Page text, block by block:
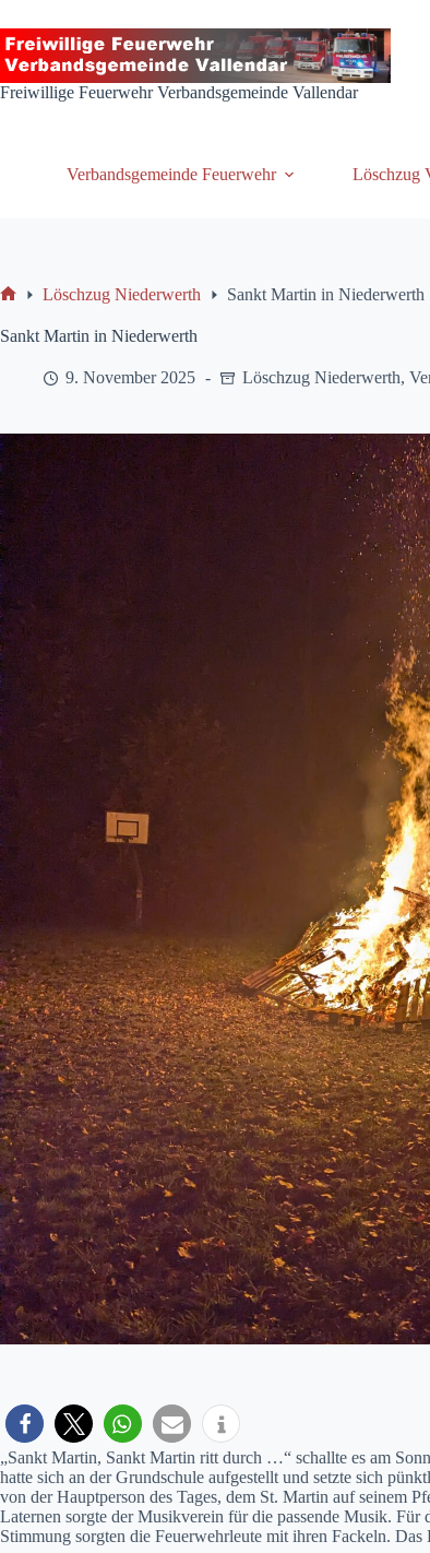
Inhalt
springen
Freiwillige Feuerwehr Verbandsgemeinde Vallendar
Verbandsgemeinde Feuerwehr Löschzug
Löschzug Niederwerth Sankt Martin in Niederwerth
Sankt Martin in Niederwerth
9. November 2025 Löschzug Niederwerth,
„Sankt Martin, Sankt Martin ritt durch …“ schallte es am
hatte sich an der Grundschule aufgestellt und setzte sich
von der Hauptperson des Tages, dem St. Martin auf seinem
Laternen sorgte der Musikverein für die passende Musik.
Stimmung sorgten die Feuerwehrleute mit ihren Fackeln.